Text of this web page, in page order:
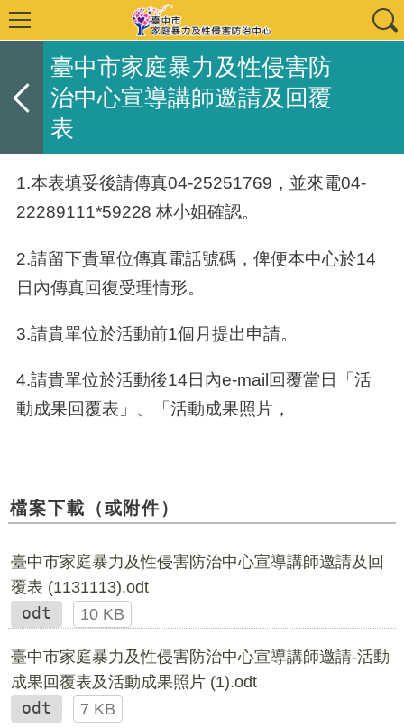
臺中市家庭暴力及性侵害防
治中心宣導講師邀請及回覆
表
1.本表填妥後請傳真04-25251769 ，並來電04-
22289111*59228 林小姐確認。
2.請留下貴單位傳真電話號碼，俾便本中心於14
日內傳真回復受理情形。
3.請貴單位於活動前1個月提出申請。
4.請貴單位於活動後14日內e-mail回覆當日「活
動成果回覆表」、「活動成果照片，
檔案下載（或附件）
臺中市家庭暴力及性侵害防治中心宣導講師邀請及回
覆表 (1131113).odt
odt
10 KB
臺中市家庭暴力及性侵害防治中心宣導講師邀請-活動
成果回覆表及活動成果照片 (1).odt
odt
7 KB